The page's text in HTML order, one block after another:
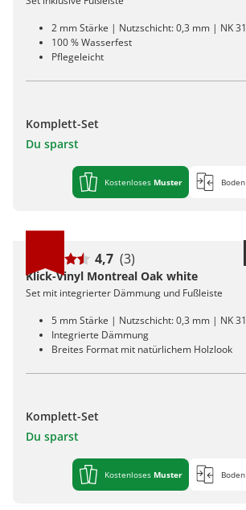
2 mm Stärke | Nutzschicht: 0,3 mm | NK 31
100 % Wasserfest
Pflegeleicht
Komplett-Set
Du sparst
Kostenloses Muster Boden
4,7 (3)
Klick-Vinyl Montreal Oak white
Set mit integrierter Dämmung und Fußleiste
5 mm Stärke | Nutzschicht: 0,3 mm | NK 31
Integrierte Dämmung
Breites Format mit natürlichem Holzlook
Komplett-Set
Du sparst
Kostenloses Muster Boden